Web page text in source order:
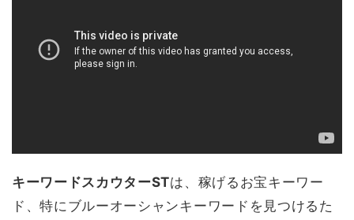
キーワードスカウターSTは、稼げるお宝キーワー
ド、特にブルーオーシャンキーワードを見つけるた